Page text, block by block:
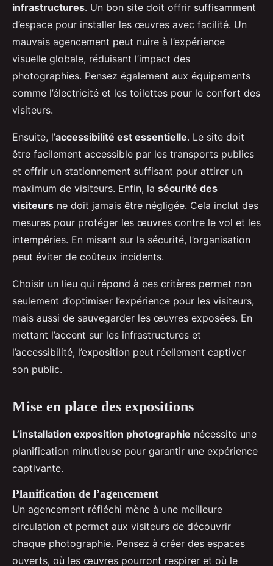
infrastructures. Un bon site doit offrir suffisamment
d’espace pour installer les œuvres avec facilité. Un
mauvais agencement peut nuire à l’expérience
visuelle globale, réduisant l’impact des
photographies. Pensez également aux équipements
comme l’électricité et les toilettes pour le confort des
visiteurs.
Ensuite, l’accessibilité est essentielle. Le site doit
être facilement accessible par les transports publics
et offrir un stationnement suffisant pour attirer un
maximum de visiteurs. Enfin, la sécurité des
visiteurs ne doit jamais être négligée. Cela inclut des
mesures pour protéger les œuvres contre le vol et les
intempéries. En misant sur la sécurité, l’organisation
peut éviter de coûteux incidents.
Choisir un lieu qui répond à ces critères permet non
seulement d’optimiser l’expérience pour les visiteurs,
mais aussi de sauvegarder les œuvres exposées. En
mettant l’accent sur les infrastructures et
l’accessibilité, l’exposition peut réellement captiver
son public.
Mise en place des expositions
L’installation exposition photographie nécessite une
planification minutieuse pour garantir une expérience
captivante.
Planification de l’agencement
Un agencement réfléchi mène à une meilleure
circulation et permet aux visiteurs de découvrir
chaque photographie. Pensez à créer des espaces
ouverts, où les œuvres pourront respirer et où le